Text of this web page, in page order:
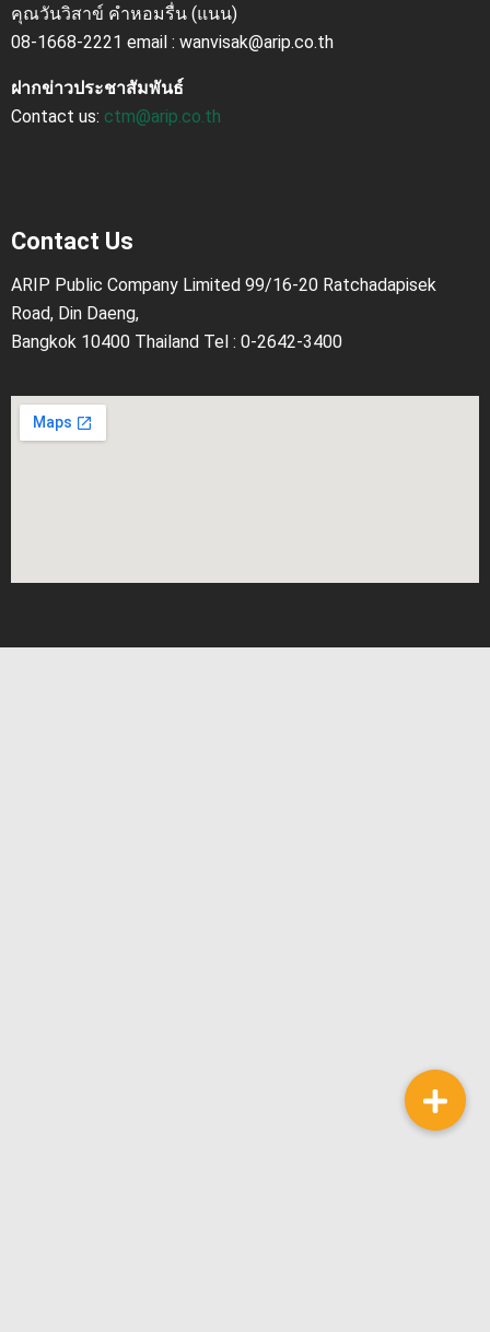
คุณวันวิสาข์ คำหอมรื่น (แนน)
08-1668-2221 email : wanvisak@arip.co.th
ฝากข่าวประชาสัมพันธ์
Contact us: ctm@arip.co.th
Contact Us
ARIP Public Company Limited 99/16-20 Ratchadapisek
Road, Din Daeng,
Bangkok 10400 Thailand Tel : 0-2642-3400